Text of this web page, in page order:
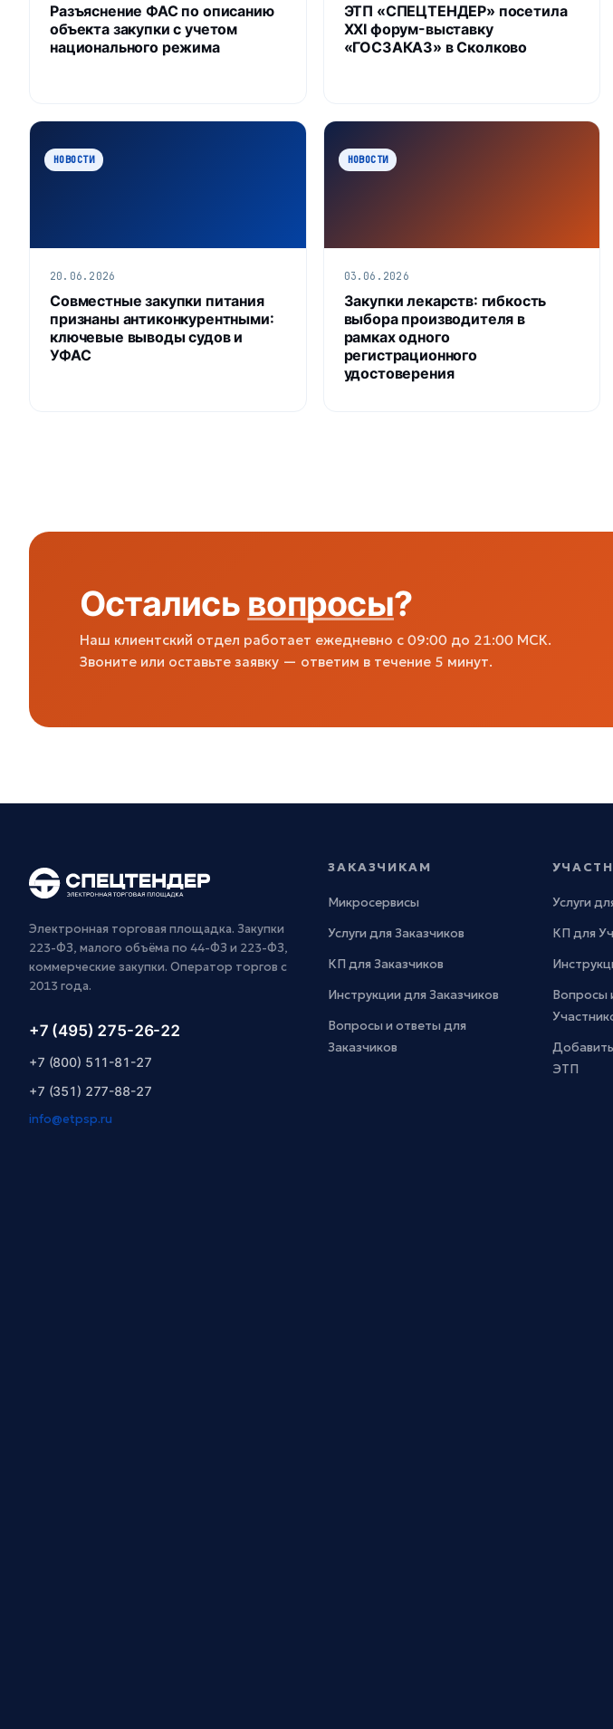
Разъяснение ФАС по описанию
объекта закупки с учетом
национального режима
ЭТП «СПЕЦТЕНДЕР» посетила
XXI форум-выставку
«ГОСЗАКАЗ» в Сколково
НОВОСТИ
20.06.2026
Совместные закупки питания
признаны антиконкурентными:
ключевые выводы судов и
УФАС
НОВОСТИ
03.06.2026
Закупки лекарств: гибкость
выбора производителя в
рамках одного
регистрационного
удостоверения
Остались вопросы?
Наш клиентский отдел работает ежедневно с 09:00 до 21:00 МСК.
Звоните или оставьте заявку — ответим в течение 5 минут.
Электронная торговая площадка. Закупки
223-ФЗ, малого объёма по 44-ФЗ и 223-ФЗ,
коммерческие закупки. Оператор торгов с
2013 года.
+7 (495) 275-26-22
+7 (800) 511-81-27
+7 (351) 277-88-27
info@etpsp.ru
ЗАКАЗЧИКАМ
Микросервисы
Услуги для Заказчиков
КП для Заказчиков
Инструкции для Заказчиков
Вопросы и ответы для
Заказчиков
Услуги
КП для
Вопросы
ЭТП